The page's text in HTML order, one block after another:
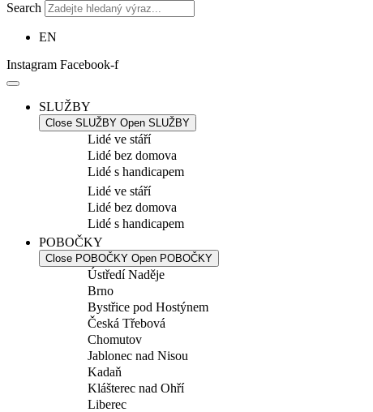
Search
EN
Instagram Facebook-f
SLUŽBY
Close SLUŽBY Open SLUŽBY
Lidé ve stáří
Lidé bez domova
Lidé s handicapem
Lidé ve stáří
Lidé bez domova
Lidé s handicapem
POBOČKY
Close POBOČKY Open POBOČKY
Ústředí Naděje
Brno
Bystřice pod Hostýnem
Česká Třebová
Chomutov
Jablonec nad Nisou
Kadaň
Klášterec nad Ohří
Liberec